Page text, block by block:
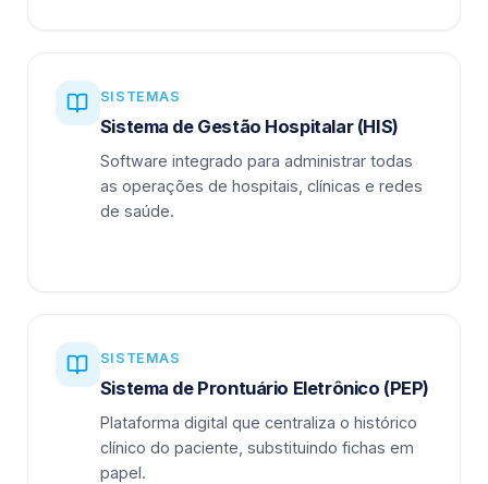
SISTEMAS
Sistema de Gestão Hospitalar (HIS)
Software integrado para administrar todas
as operações de hospitais, clínicas e redes
de saúde.
SISTEMAS
Sistema de Prontuário Eletrônico (PEP)
Plataforma digital que centraliza o histórico
clínico do paciente, substituindo fichas em
papel.